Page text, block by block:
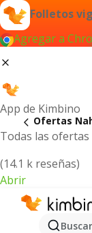
Folletos
Agregar a
App de Kimbino
Todas las
(14.1 k reseñas)
Abrir
Ofertas